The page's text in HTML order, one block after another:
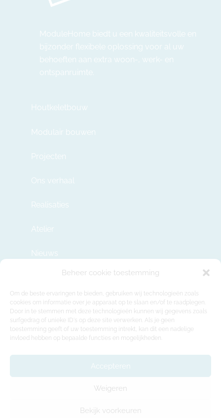
Beheer cookie toestemming
Om de beste ervaringen te bieden, gebruiken wij technologieën zoals
cookies om informatie over je apparaat op te slaan en/of te raadplegen.
Door in te stemmen met deze technologieën kunnen wij gegevens zoals
surfgedrag of unieke ID's op deze site verwerken. Als je geen
toestemming geeft of uw toestemming intrekt, kan dit een nadelige
invloed hebben op bepaalde functies en mogelijkheden.
Accepteren
Weigeren
Bekijk voorkeuren
ModuleHome biedt u een kwaliteitsvolle en
bijzonder flexibele oplossing voor al uw
behoeften aan extra woon-, werk- en
ontspanruimte.
Houtkeletbouw
Modulair bouwen
Projecten
Ons verhaal
Realisaties
Atelier
Nieuws
info@modulehome.be
+32 2 669 36 50
Productie-atelier en showroom
Rue de la Déportation 218, 1480 Tubeke